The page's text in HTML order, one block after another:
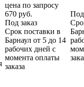
цена по запросу
670 руб.
Под заказ
Срок поставки в
Барнаул от 5 до 14
рабочих дней с
момента оплаты
заказа
Под